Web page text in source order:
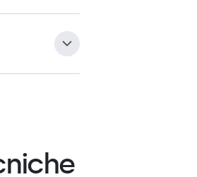
da 100 mm
da 100 mm sul